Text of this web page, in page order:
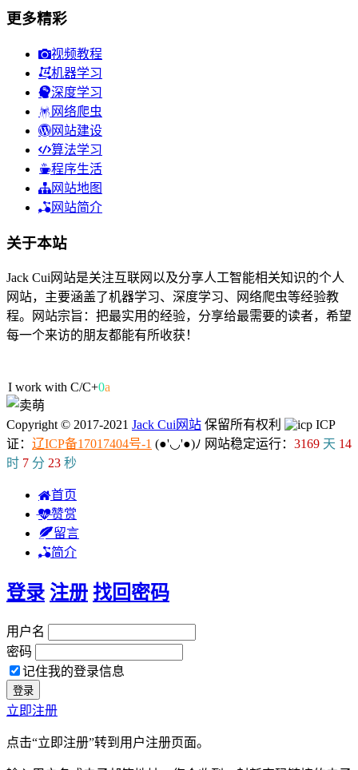
更多精彩
视频教程
机器学习
深度学习
网络爬虫
网站建设
算法学习
程序生活
网站地图
网站简介
关于本站
Jack Cui网站是关注互联网以及分享人工智能相关知识的个人
网站，主要涵盖了机器学习、深度学习、网络爬虫等经验教
程。网站宗旨：把最实用的经验，分享给最需要的读者，希望
每一个来访的朋友都能有所收获！
I work with C/U9Uw
Copyright © 2017-2021 Jack Cui网站 保留所有权利
ICP
证： 辽ICP备17017404号-1 (●'◡'●)ﾉ 网站稳定运行： 3169 天 14
时 7 分 23 秒
首页
赞赏
留言
简介
登录 注册 找回密码
用户名
密码
记住我的登录信息
立即注册
点击“立即注册”转到用户注册页面。